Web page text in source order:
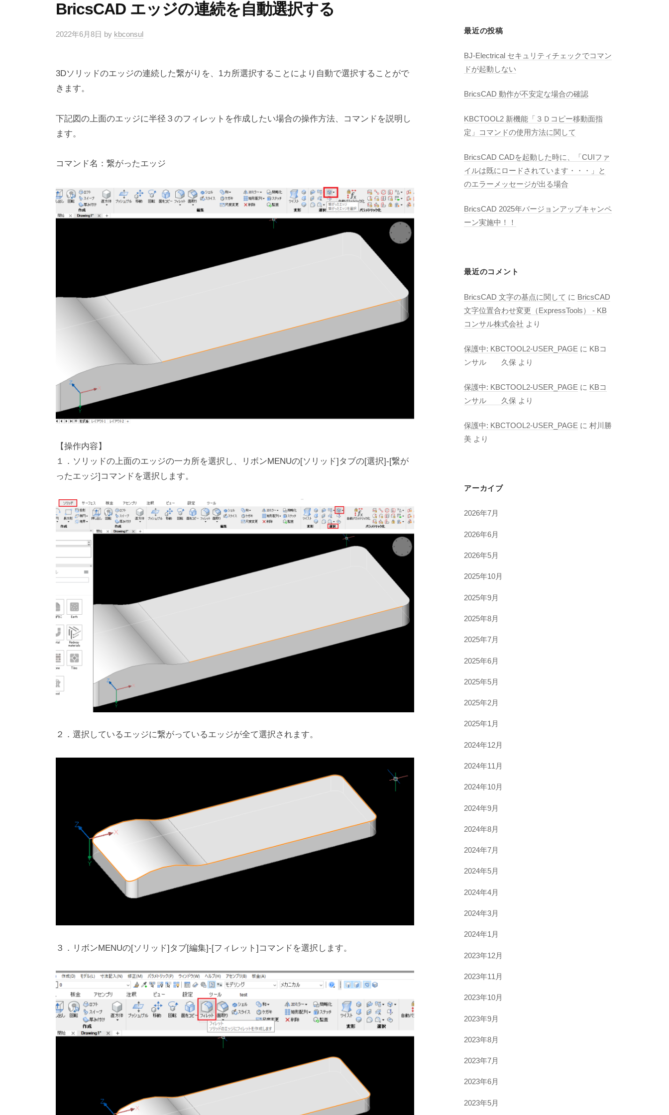
BricsCAD エッジの連続を自動選択する
2022年6月8日 by kbconsul
3Dソリッドのエッジの連続した繋がりを、1カ所選択することにより自動で選択することがで
きます。
下記図の上面のエッジに半径３のフィレットを作成したい場合の操作方法、コマンドを説明し
ます。
コマンド名：繋がったエッジ
【操作内容】
１．ソリッドの上面のエッジの一カ所を選択し、リボンMENUの[ソリッド]タブの[選択]-[繋が
ったエッジ]コマンドを選択します。
２．選択しているエッジに繋がっているエッジが全て選択されます。
３．リボンMENUの[ソリッド]タブ[編集]-[フィレット]コマンドを選択します。
最近の投稿
BJ-Electrical セキュリティチェックでコマン
ドが起動しない
BricsCAD 動作が不安定な場合の確認
KBCTOOL2 新機能「３Ｄコピー移動面指
定」コマンドの使用方法に関して
BricsCAD CADを起動した時に、「CUIファ
イルは既にロードされています・・・」と
のエラーメッセージが出る場合
BricsCAD 2025年バージョンアップキャンペ
ーン実施中！！
最近のコメント
BricsCAD 文字の基点に関して に BricsCAD
文字位置合わせ変更（ExpressTools） - KB
コンサル株式会社 より
保護中: KBCTOOL2-USER_PAGE に KBコ
ンサル 久保 より
保護中: KBCTOOL2-USER_PAGE に KBコ
ンサル 久保 より
保護中: KBCTOOL2-USER_PAGE に村川勝
美 より
アーカイブ
2026年7月
2026年6月
2026年5月
2025年10月
2025年9月
2025年8月
2025年7月
2025年6月
2025年5月
2025年2月
2025年1月
2024年12月
2024年11月
2024年10月
2024年9月
2024年8月
2024年7月
2024年5月
2024年4月
2024年3月
2024年1月
2023年12月
2023年11月
2023年10月
2023年9月
2023年8月
2023年7月
2023年6月
2023年5月